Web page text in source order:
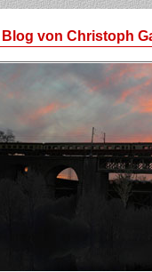
Blog von Christoph